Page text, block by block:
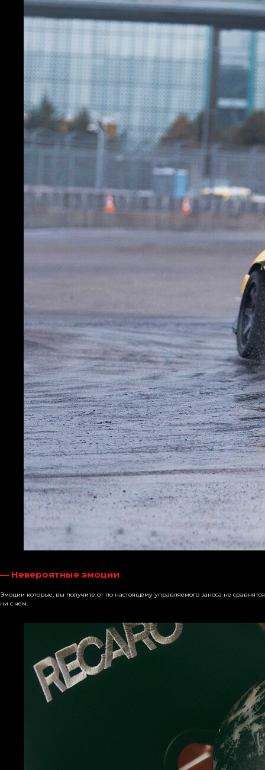
— Невероятные эмоции
Эмоции которые, вы получите от по настоящему управляемого заноса не сравнятся
ни с чем.